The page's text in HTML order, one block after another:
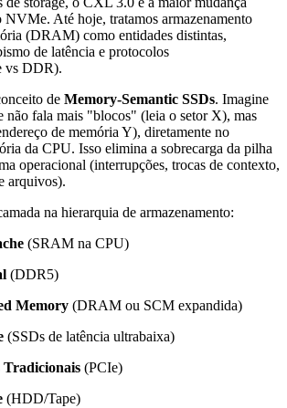
NVMe. Até hoje, tratamos armazenamento
(DRAM) como entidades distintas,
de latência e protocolos
vs DDR).
de Memory-Semantic SSDs. Imagine
fala mais "blocos" (leia o setor X), mas
de memória Y), diretamente no
da CPU. Isso elimina a sobrecarga da pilha
operacional (interrupções, trocas de contexto,
arquivos).
na hierarquia de armazenamento:
(SRAM na CPU)
(DDR5)
Memory (DRAM ou SCM expandida)
(SSDs de latência ultrabaixa)
Tradicionais (PCIe)
(HDD/Tape)